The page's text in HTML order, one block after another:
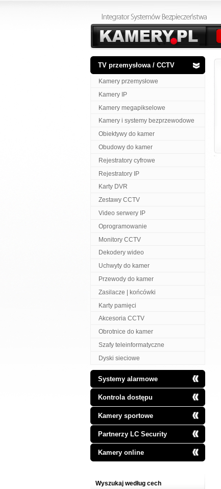
TV przemysłowa / CCTV
Kamery przemysłowe
Kamery IP
Kamery megapikselowe
Kamery i systemy bezprzewodowe
Obiektywy do kamer
Obudowy do kamer
Rejestratory cyfrowe
Rejestratory IP
Karty DVR
Zestawy CCTV
Video serwery IP
Oprogramowanie
Monitory CCTV
Dekodery wideo
Uchwyty do kamer
Przewody do kamer
Zasilacze | końcówki
Karty pamięci
Akcesoria CCTV
Obrotnice do kamer
Szafy teleinformatyczne
Dyski sieciowe
Systemy alarmowe
Kontrola dostępu
Kamery sportowe
Partnerzy LC Security
Kamery online
Wyszukaj według cech